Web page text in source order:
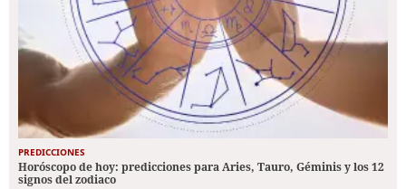
PREDICCIONES
Horóscopo de hoy: predicciones para Aries, Tauro, Géminis y los 12
signos del zodiaco